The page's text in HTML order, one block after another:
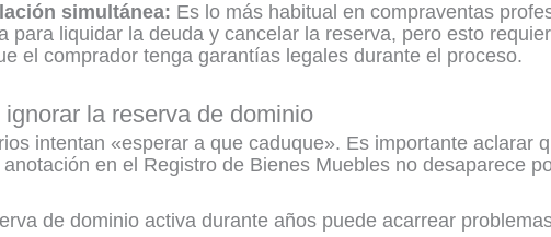
simultánea: Es lo más habitual en compraventas
para liquidar la deuda y cancelar la reserva, pero esto
el comprador tenga garantías legales durante el proceso.
la reserva de dominio
intentan «esperar a que caduque». Es importante aclarar
en el Registro de Bienes Muebles no desaparece
de dominio activa durante años puede acarrear